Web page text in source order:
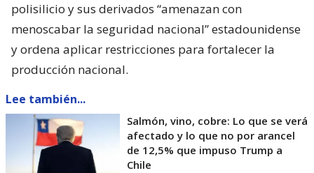
polisilicio y sus derivados “amenazan con
menoscabar la seguridad nacional” estadounidense
y ordena aplicar restricciones para fortalecer la
producción nacional.
Lee también...
Salmón, vino, cobre: Lo que se verá
afectado y lo que no por arancel
de 12,5% que impuso Trump a
Chile